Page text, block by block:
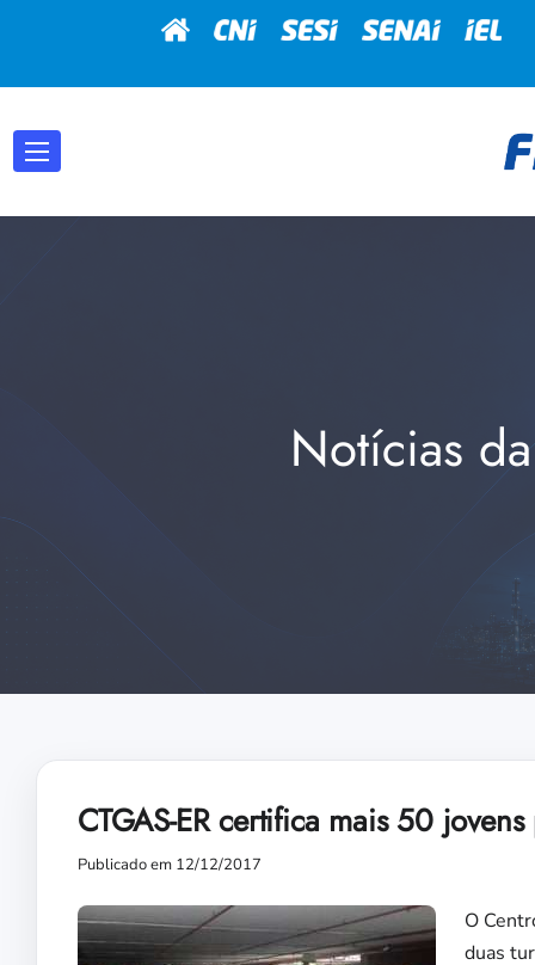
Notícias
CTGAS-ER certifica mais 50
Publicado em 12/12/2017
O
duas